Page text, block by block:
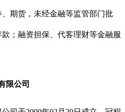
期货，未经金融等监管部门批
；融资担保、代客理财等金融服
限公司